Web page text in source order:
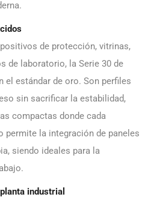
de protección, vitrinas,
de laboratorio, la Serie 30 de
el estándar de oro. Son perfiles
sin sacrificar la estabilidad,
compactas donde cada
permite la integración de paneles
siendo ideales para la
industrial